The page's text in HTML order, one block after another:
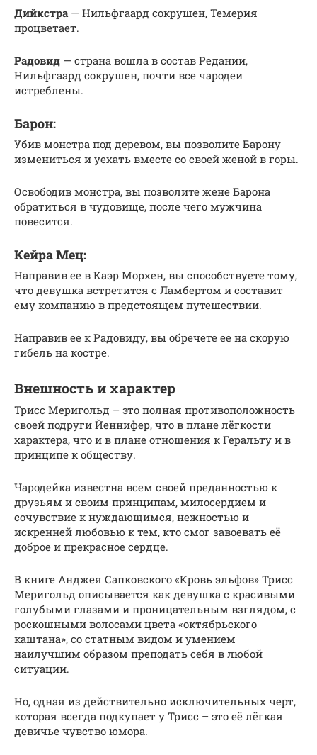
Дийкстра — Нильфгаард сокрушен, Темерия
процветает.
Радовид — страна вошла в состав Редании,
Нильфгаард сокрушен, почти все чародеи
истреблены.
Барон:
Убив монстра под деревом, вы позволите Барону
измениться и уехать вместе со своей женой в горы.
Освободив монстра, вы позволите жене Барона
обратиться в чудовище, после чего мужчина
повесится.
Кейра Мец:
Направив ее в Каэр Морхен, вы способствуете тому,
что девушка встретится с Ламбертом и составит
ему компанию в предстоящем путешествии.
Направив ее к Радовиду, вы обречете ее на скорую
гибель на костре.
Внешность и характер
Трисс Меригольд – это полная противоположность
своей подруги Йеннифер, что в плане лёгкости
характера, что и в плане отношения к Геральту и в
принципе к обществу.
Чародейка известна всем своей преданностью к
друзьям и своим принципам, милосердием и
сочувствие к нуждающимся, нежностью и
искренней любовью к тем, кто смог завоевать её
доброе и прекрасное сердце.
В книге Анджея Сапковского «Кровь эльфов» Трисс
Меригольд описывается как девушка с красивыми
голубыми глазами и проницательным взглядом, с
роскошными волосами цвета «октябрьского
каштана», со статным видом и умением
наилучшим образом преподать себя в любой
ситуации.
Но, одная из действительно исключительных черт,
которая всегда подкупает у Трисс – это её лёгкая
девичье чувство юмора.